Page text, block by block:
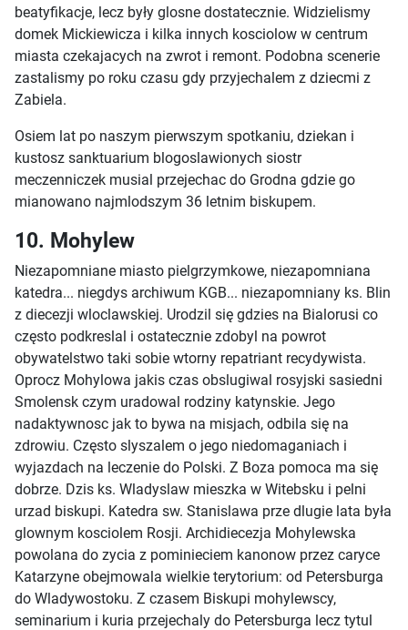
beatyfikacje, lecz były glosne dostatecznie. Widzielismy
domek Mickiewicza i kilka innych kosciolow w centrum
miasta czekajacych na zwrot i remont. Podobna scenerie
zastalismy po roku czasu gdy przyjechalem z dziecmi z
Zabiela.
Osiem lat po naszym pierwszym spotkaniu, dziekan i
kustosz sanktuarium blogoslawionych siostr
meczenniczek musial przejechac do Grodna gdzie go
mianowano najmlodszym 36 letnim biskupem.
10. Mohylew
Niezapomniane miasto pielgrzymkowe, niezapomniana
katedra... niegdys archiwum KGB... niezapomniany ks. Blin
z diecezji wloclawskiej. Urodzil się gdzies na Bialorusi co
często podkreslal i ostatecznie zdobyl na powrot
obywatelstwo taki sobie wtorny repatriant recydywista.
Oprocz Mohylowa jakis czas obslugiwal rosyjski sasiedni
Smolensk czym uradowal rodziny katynskie. Jego
nadaktywnosc jak to bywa na misjach, odbila się na
zdrowiu. Często slyszalem o jego niedomaganiach i
wyjazdach na leczenie do Polski. Z Boza pomoca ma się
dobrze. Dzis ks. Wladyslaw mieszka w Witebsku i pelni
urzad biskupi. Katedra sw. Stanislawa prze dlugie lata była
glownym kosciolem Rosji. Archidiecezja Mohylewska
powolana do zycia z pominieciem kanonow przez caryce
Katarzyne obejmowala wielkie terytorium: od Petersburga
do Wladywostoku. Z czasem Biskupi mohylewscy,
seminarium i kuria przejechaly do Petersburga lecz tytul